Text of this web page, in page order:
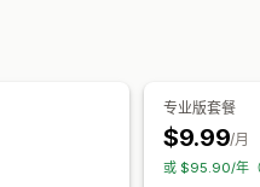
专业版套餐
$9.99/月
或 $95.90/年